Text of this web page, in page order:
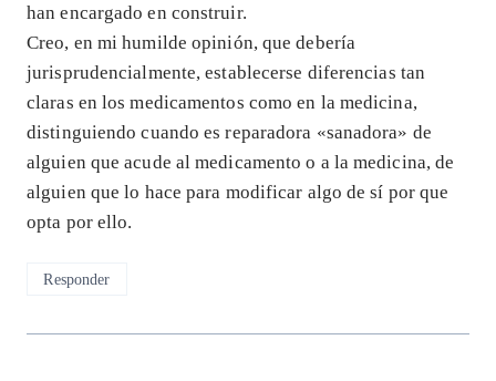
han encargado en construir.
Creo, en mi humilde opinión, que debería
jurisprudencialmente, establecerse diferencias tan
claras en los medicamentos como en la medicina,
distinguiendo cuando es reparadora «sanadora» de
alguien que acude al medicamento o a la medicina, de
alguien que lo hace para modificar algo de sí por que
opta por ello.
Responder